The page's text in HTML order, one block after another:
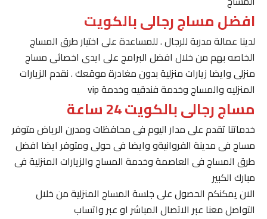
افضل مساج رجالى بالكويت
لدينا عمالة مدربة للرجال . للمساعدة على اختيار طرق المساج
الخاصه بهم من خلال افضل البرامج على ايدى اخصائى مساج
منزلى وايضا زيارات منزلية بدون مغادرة موقعك . نقدم الزيارات
المنزليه والمساج وخدمة فندقيه وخدمة vip
مساج رجالى بالكويت 24 ساعة
خدماتنا تقدم على مدار اليوم فى محافظات ومدرن الرياض متوفر
مساج فى مدينة الفروانيةو وايضا فى حولى ومتوفر ايضا افضل
طرق المساج فى العاصمة وخدمة المساج والزيارات المنزلية فى
مبارك الكبير
الان يمكنكم الحصول على جلسة المساج المنزلية من خلال
التواصل معنا عبر الاتصال المباشر او عبر واتساب